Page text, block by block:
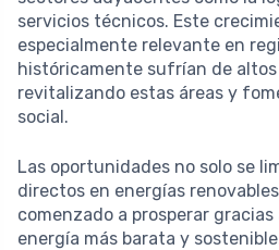
servicios técnicos. Este
especialmente relevante en
históricamente sufrían de altos
revitalizando estas áreas y
social.
Las oportunidades no solo se
directos en energías
comenzado a prosperar
energía más barata y